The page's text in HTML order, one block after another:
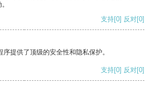
支持[0] 反对[0]
提供了顶级的安全性和隐私保护。
支持[0] 反对[0]